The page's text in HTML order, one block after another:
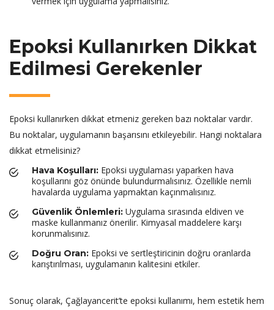
Epoksi Kullanırken Dikkat
Edilmesi Gerekenler
Epoksi kullanırken dikkat etmeniz gereken bazı noktalar vardır.
Bu noktalar, uygulamanın başarısını etkileyebilir. Hangi noktalara
dikkat etmelisiniz?
Hava Koşulları: Epoksi uygulaması yaparken hava
koşullarını göz önünde bulundurmalısınız. Özellikle nemli
havalarda uygulama yapmaktan kaçınmalısınız.
Güvenlik Önlemleri: Uygulama sırasında eldiven ve
maske kullanmanız önerilir. Kimyasal maddelere karşı
korunmalısınız.
Doğru Oran: Epoksi ve sertleştiricinin doğru oranlarda
karıştırılması, uygulamanın kalitesini etkiler.
Sonuç olarak, Çağlayancerit’te epoksi kullanımı, hem estetik hem